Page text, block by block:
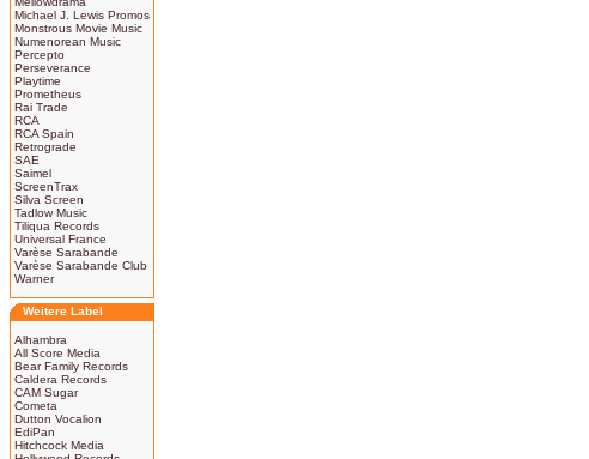
Michael J. Lewis Promos
Monstrous Movie Music
Numenorean Music
Percepto
Perseverance
Playtime
Prometheus
Rai Trade
RCA
RCA Spain
Retrograde
SAE
Saimel
ScreenTrax
Silva Screen
Tadlow Music
Tiliqua Records
Universal France
Varèse Sarabande
Varèse Sarabande Club
Warner
Weitere Label
Alhambra
All Score Media
Bear Family Records
Caldera Records
CAM Sugar
Cometa
Dutton Vocalion
EdiPan
Hitchcock Media